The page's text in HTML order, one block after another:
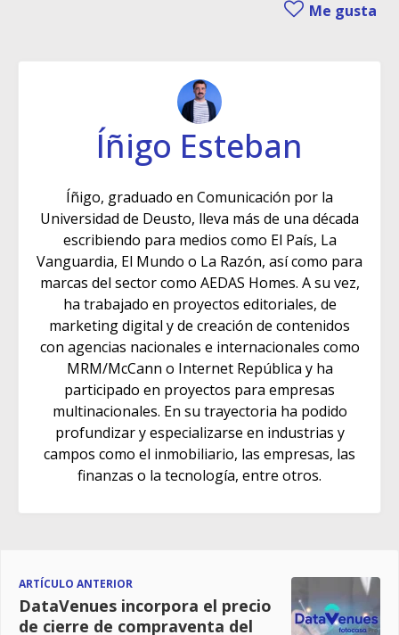
Me gusta
Íñigo Esteban
Íñigo, graduado en Comunicación por la
Universidad de Deusto, lleva más de una década
escribiendo para medios como El País, La
Vanguardia, El Mundo o La Razón, así como para
marcas del sector como AEDAS Homes. A su vez,
ha trabajado en proyectos editoriales, de
marketing digital y de creación de contenidos
con agencias nacionales e internacionales como
MRM/McCann o Internet República y ha
participado en proyectos para empresas
multinacionales. En su trayectoria ha podido
profundizar y especializarse en industrias y
campos como el inmobiliario, las empresas, las
finanzas o la tecnología, entre otros.
ARTÍCULO ANTERIOR
DataVenues incorpora el precio
de cierre de compraventa del